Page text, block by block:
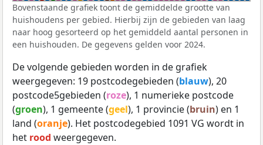
Bovenstaande grafiek toont de gemiddelde grootte van
huishoudens per gebied. Hierbij zijn de gebieden van laag
naar hoog gesorteerd op het gemiddeld aantal personen in
een huishouden. De gegevens gelden voor 2024.
De volgende gebieden worden in de grafiek
weergegeven: 19 postcodegebieden (blauw), 20
postcode5gebieden (roze), 1 numerieke postcode
(groen), 1 gemeente (geel), 1 provincie (bruin) en 1
land (oranje). Het postcodegebied 1091 VG wordt in
het rood weergegeven.